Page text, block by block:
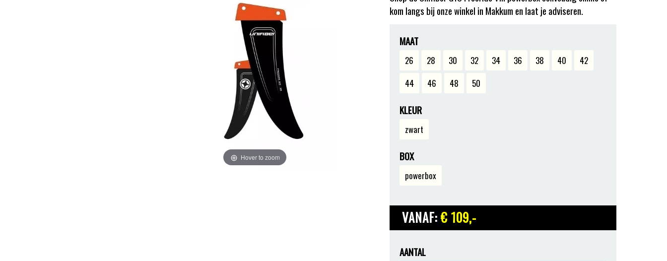
Hover to zoom
kom langs bij onze winkel in Makkum en laat je adviseren.
MAAT
26 28 30 32 34 36 38 40
42
44
46 48 50
KLEUR
zwart
BOX
powerbox
VANAF:€ 109,-
AANTAL